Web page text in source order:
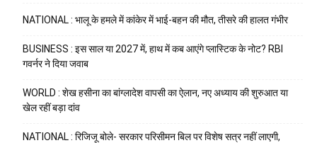
NATIONAL : भालू के हमले में कांकेर में भाई-बहन की मौत, तीसरे की हालत गंभीर
BUSINESS : इस साल या 2027 में, हाथ में कब आएंगे प्लास्टिक के नोट? RBI
गवर्नर ने दिया जवाब
WORLD : शेख हसीना का बांग्लादेश वापसी का ऐलान, नए अध्याय की शुरुआत या
खेल रहीं बड़ा दांव
NATIONAL : रिजिजू बोले- सरकार परिसीमन बिल पर विशेष सत्र नहीं लाएगी,